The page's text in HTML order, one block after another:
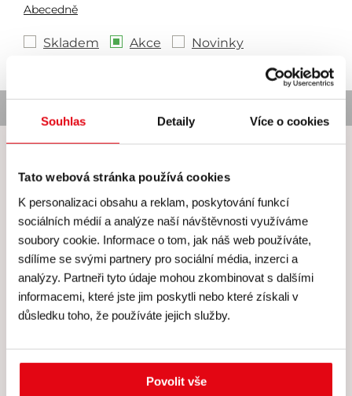
Souhlas Detaily Více o cookies
Tato webová stránka používá cookies
K personalizaci obsahu a reklam, poskytování funkcí
sociálních médií a analýze naší návštěvnosti využíváme
soubory cookie. Informace o tom, jak náš web používáte,
sdílíme se svými partnery pro sociální média, inzerci a
analýzy. Partneři tyto údaje mohou zkombinovat s dalšími
informacemi, které jste jim poskytli nebo které získali v
důsledku toho, že používáte jejich služby.
Povolit vše
Abecedně
Skladem Akce Novinky
Hodnocení Gourmet Academy
Hodnocení: 4.9 (216)
Kurz Kláry Řezníkové se mi velice líbil, vše proběhlo v
klidu, žádný stres, recepty výborné, velmi chutné.
Sachr úplně nej, takový jsem ještě nejedla. Paní Klára